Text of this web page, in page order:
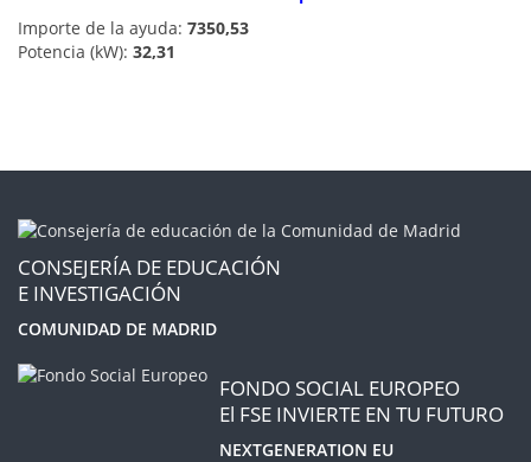
Importe de la ayuda: 7350,53
Potencia (kW): 32,31
CONSEJERÍA DE EDUCACIÓN
E INVESTIGACIÓN
COMUNIDAD DE MADRID
FONDO SOCIAL EUROPEO
El FSE INVIERTE EN TU FUTURO
NEXTGENERATION EU